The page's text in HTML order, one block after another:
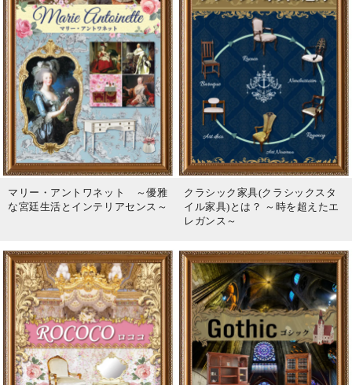
マリー・アントワネット ～優雅
な宮廷生活とインテリアセンス～
クラシック家具(クラシックスタ
イル家具)とは？ ～時を超えたエ
レガンス～